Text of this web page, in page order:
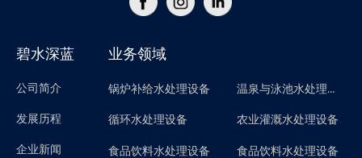
碧水深蓝
公司简介
发展历程
企业新闻
业务领域
锅炉补给水处理设备
循环水处理设备
食品饮料水处理设备
温泉与泳池水处理设备
农业灌溉水处理设备
食品饮料水处理设备